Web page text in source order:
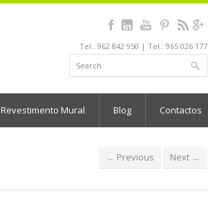
Tel.: 962 842 950 | Tel.: 965 026 177
Revestimento Mural Blog Contactos
← Previous Next →